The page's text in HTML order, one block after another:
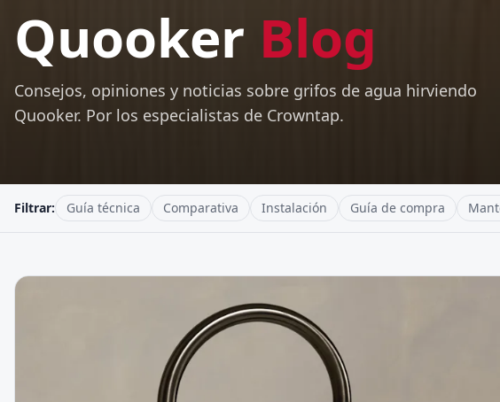
Quooker Blog
Consejos, opiniones y noticias sobre grifos de agua hirviendo
Quooker. Por los especialistas de Crowntap.
Filtrar: Guía técnica Comparativa Instalación Guía de compra